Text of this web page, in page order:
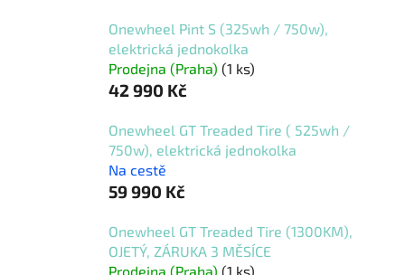
Onewheel Pint S (325wh / 750w),
elektrická jednokolka
Prodejna (Praha) (1 ks)
42 990 Kč
Onewheel GT Treaded Tire ( 525wh /
750w), elektrická jednokolka
Na cestě
59 990 Kč
Onewheel GT Treaded Tire (1300KM),
OJETÝ, ZÁRUKA 3 MĚSÍCE
Prodejna (Praha) (1 ks)